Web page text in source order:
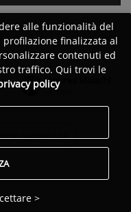
Andrea Malachi
Artista
napoletana
alle funzionalità del
finalizzata al
contenuti ed
traffico. Qui trovi le
policy
>